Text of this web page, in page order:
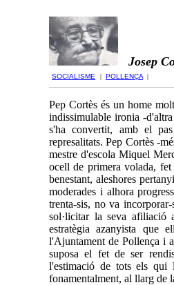
Josep
SOCIALISME | POLLENÇA |
Pep Cortès és un home
indissimulable ironia -
s'ha convertit, amb el
represalitats. Pep Cortès -
mestre d'escola Miquel
ocell de primera volada,
benestant, aleshores
moderades i alhora
trenta-sis, no va
sol·licitar la seva
estratègia azanyista que
l'Ajuntament de Pollença i
suposa el fet de ser
l'estimació de tots els qui
fonamentalment, al llarg de